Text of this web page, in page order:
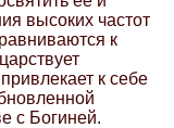
высоких частот
к
к себе
с Богиней.